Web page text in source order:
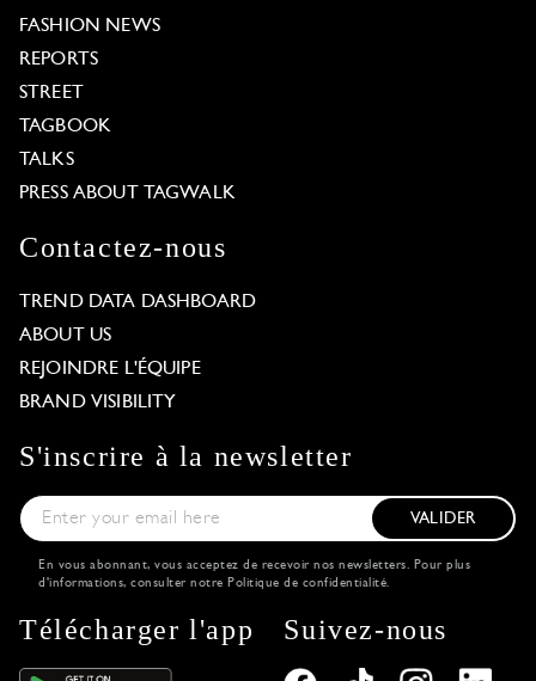
FASHION NEWS
REPORTS
STREET
TAGBOOK
TALKS
PRESS ABOUT TAGWALK
Contactez-nous
TREND DATA DASHBOARD
ABOUT US
REJOINDRE L'ÉQUIPE
BRAND VISIBILITY
S'inscrire à la newsletter
VALIDER
En vous abonnant, vous acceptez de recevoir nos newsletters. Pour plus
d'informations, consulter notre Politique de confidentialité.
Télécharger l'app Suivez-nous